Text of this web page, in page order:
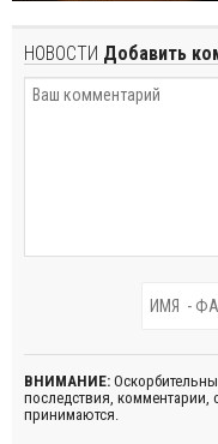
НОВОСТИ Добавить
ВНИМАНИЕ:
последствия, комментарии,
принимаются.